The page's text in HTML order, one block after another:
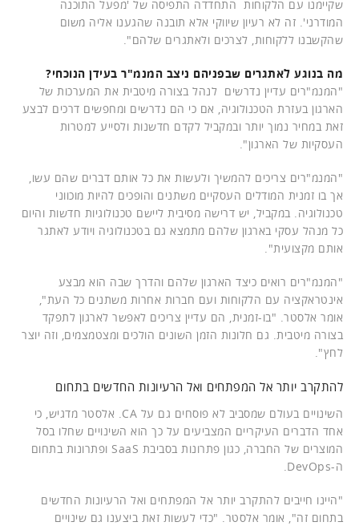
שקיימנו עם הלקוחות התחדדה התפיסה של 'מפעל התוכנה
המודרני'. זה לא רעיון שיווקי אלא תובנה שהגענו אליה משום
שהקשבנו ללקוחות, לצרכים ולאתגרים שלהם".
מה בנוגע לאתגרים שבפניהם ניצב המנמ"ר בעידן הנוכחי?
"המנמ"רים עדיין נדרשים לנהל בצורה מיטבית את המערכות של
הארגון בעזרת הטכנולוגיה, אם כי הם נדרשים ומחפשים דרכים לבצע
זאת במחיר נמוך יותר ובמקביל לקדם חדשנות ולסייע למטרות
העסקיות של הארגון".
"המנמ"רים צריכים להמשיך ולעשות את כל אותם דברים שהם עשו,
אך בו זמנית המודלים העסקיים משתנים והופכים להיות מוכווני
טכנולוגיה. במקביל, יש דרישה מסיבית ליישם טכנולוגיות חדשות והיום
כל מנהל עסקי בארגון שלהם מתמצא גם בטכנולוגיה ויודע לאתגר
אותם מקצועית".
"המנמ"רים רואים כיצד הארגון שלהם והדרך שבה הוא מבצע
אינטראקציה עם הלקוחות ועם חברות אחרות משתנים כל העת",
אומר אלסטר. "בו-זמנית, הם עדיין צריכים לאפשר לארגון לתפקד
בצורה מיטבית. גם חלונות הזמן השונים הולכים ומצטמצמים, וזה יוצר
לחץ".
להתקרב יותר אל המפתחים ואל הרעיונות החדשים בתחום
השינויים בעולם שמסביב לא פוסחים גם על CA. אלסטר מדגיש, כי
אחד הדברים העיקריים המצביעים על כך הוא השינויים שחלו בסל
המוצרים של החברה, כגון פתרונות בסביבת SaaS ופתרונות בתחום
ה-DevOps.
"היינו חייבים להתקרב יותר אל המפתחים ואל הרעיונות החדשים
בתחום זה", אומר אלסטר. "כדי לעשות זאת ביצענו גם שינויים